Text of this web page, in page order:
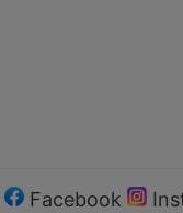
Facebook